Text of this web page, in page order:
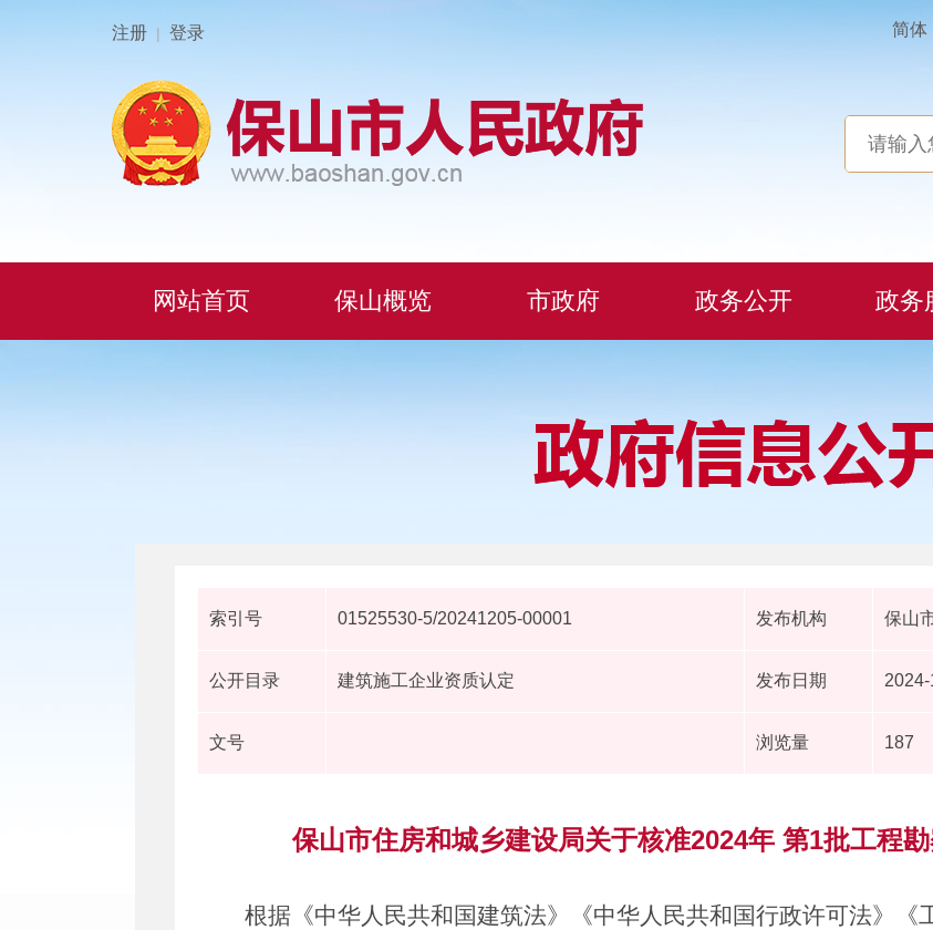
注册 | 登录 简体
网站首页 保山概览 市政府 政务公开 政务
索引号 01525530-5/20241205-00001 发布机构 保山
公开目录 建筑施工企业资质认定 发布日期
文号 浏览量 187
保山市住房和城乡建设局关于核准2024年 第1批工程
根据《中华人民共和国建筑法》《中华人民共和国行政许可法》《